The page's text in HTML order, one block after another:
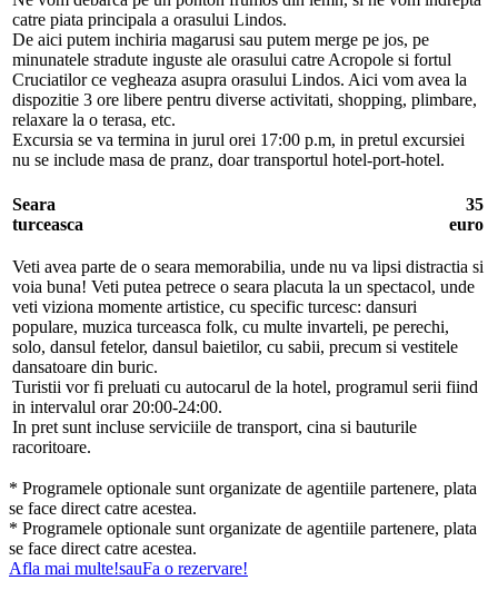
catre piata principala a orasului Lindos.
De aici putem inchiria magarusi sau putem merge pe jos, pe
minunatele stradute inguste ale orasului catre Acropole si fortul
Cruciatilor ce vegheaza asupra orasului Lindos. Aici vom avea la
dispozitie 3 ore libere pentru diverse activitati, shopping, plimbare,
relaxare la o terasa, etc.
Excursia se va termina in jurul orei 17:00 p.m, in pretul excursiei
nu se include masa de pranz, doar transportul hotel-port-hotel.
Seara
turceasca
35
euro
Veti avea parte de o seara memorabilia, unde nu va lipsi distractia si
voia buna! Veti putea petrece o seara placuta la un spectacol, unde
veti viziona momente artistice, cu specific turcesc: dansuri
populare, muzica turceasca folk, cu multe invarteli, pe perechi,
solo, dansul fetelor, dansul baietilor, cu sabii, precum si vestitele
dansatoare din buric.
Turistii vor fi preluati cu autocarul de la hotel, programul serii fiind
in intervalul orar 20:00-24:00.
In pret sunt incluse serviciile de transport, cina si bauturile
racoritoare.
* Programele optionale sunt organizate de agentiile partenere, plata
se face direct catre acestea.
* Programele optionale sunt organizate de agentiile partenere, plata
se face direct catre acestea.
Afla mai multe!sauFa o rezervare!